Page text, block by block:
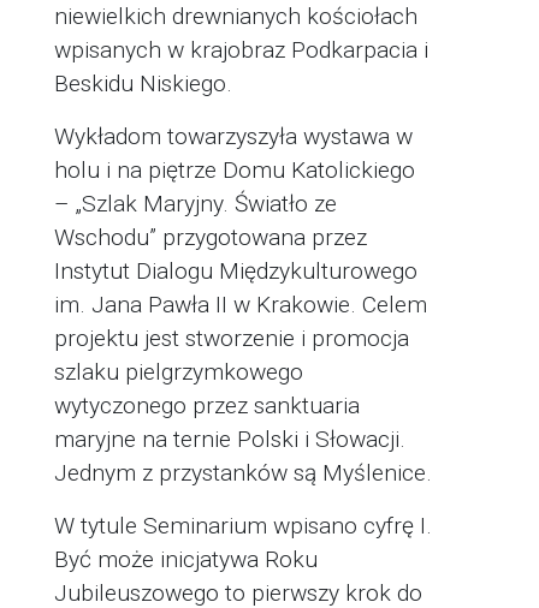
niewielkich drewnianych kościołach
wpisanych w krajobraz Podkarpacia i
Beskidu Niskiego.
Wykładom towarzyszyła wystawa w
holu i na piętrze Domu Katolickiego
– „Szlak Maryjny. Światło ze
Wschodu” przygotowana przez
Instytut Dialogu Międzykulturowego
im. Jana Pawła II w Krakowie. Celem
projektu jest stworzenie i promocja
szlaku pielgrzymkowego
wytyczonego przez sanktuaria
maryjne na ternie Polski i Słowacji.
Jednym z przystanków są Myślenice.
W tytule Seminarium wpisano cyfrę I.
Być może inicjatywa Roku
Jubileuszowego to pierwszy krok do